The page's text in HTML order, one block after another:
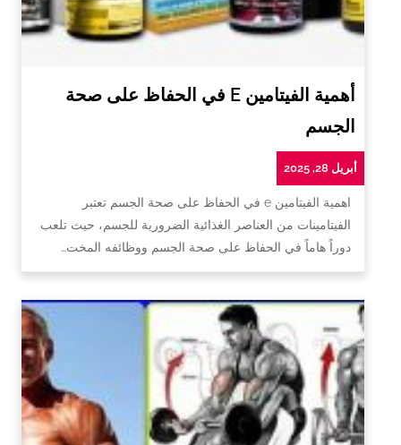
أهمية الفيتامين E في الحفاظ على صحة
الجسم
أبريل 28, 2025
اهمية الفيتامين e في الحفاظ على صحة الجسم تعتبر
الفيتامينات من العناصر الغذائية الضرورية للجسم، حيث تلعب
دوراً هاماً في الحفاظ على صحة الجسم ووظائفه المخت…